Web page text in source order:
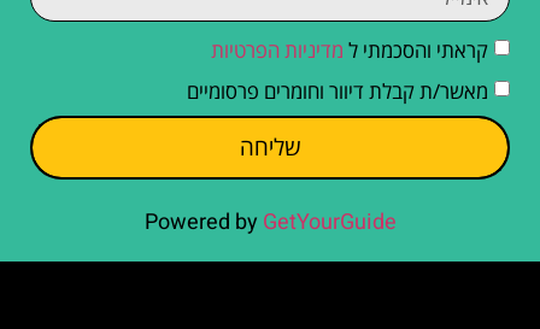
קראתי והסכמתי ל מדיניות הפרטיות
מאשר/ת קבלת דיוור וחומרים פרסומיים
שליחה
Powered by GetYourGuide